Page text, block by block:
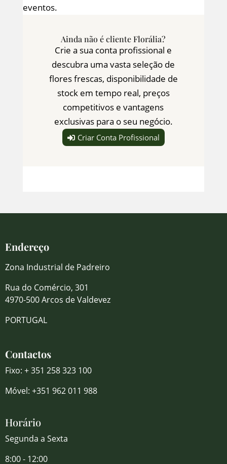
eventos.
Ainda não é cliente Florália?
Crie a sua conta profissional e
descubra uma vasta seleção de
flores frescas, disponibilidade de
stock em tempo real, preços
competitivos e vantagens
exclusivas para o seu negócio.
Criar Conta Profissional
Endereço
Zona Industrial de Padreiro
Rua do Comércio, 301
4970-500 Arcos de Valdevez
PORTUGAL
Contactos
Fixo: + 351 258 323 100
Móvel: +351 962 011 988
Horário
Segunda a Sexta
8:00 - 12:00